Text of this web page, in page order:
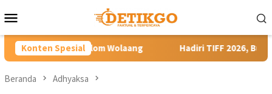
ke
Mobile
Konten SpesialHadiri TIFF 2026, Bupati Robby Dondokambey
Beranda Adhyaksa